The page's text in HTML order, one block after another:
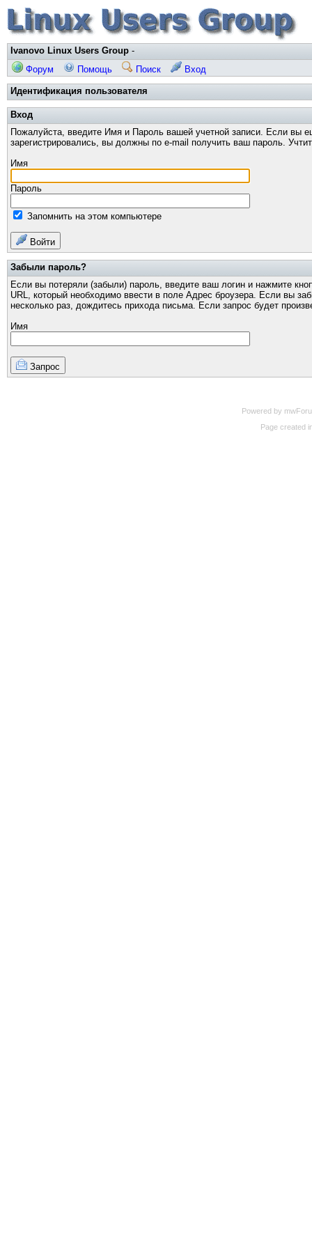
Ivanovo Linux Users Group -
Форум
Помощь Поиск Вход
Идентификация пользователя
Вход
Пожалуйста, введите Имя и Пароль вашей учетной записи. Если вы
зарегистрировались, вы должны по e-mail получить ваш пароль.
Имя
Пароль
Запомнить на этом компьютере
Войти
Забыли пароль?
Если вы потеряли (забыли) пароль, введите ваш логин и нажмите
URL, который необходимо ввести в поле Адрес броузера. Если вы
несколько раз, дождитесь прихода письма. Если запрос будет
Имя
Запрос
Powered by
Page created